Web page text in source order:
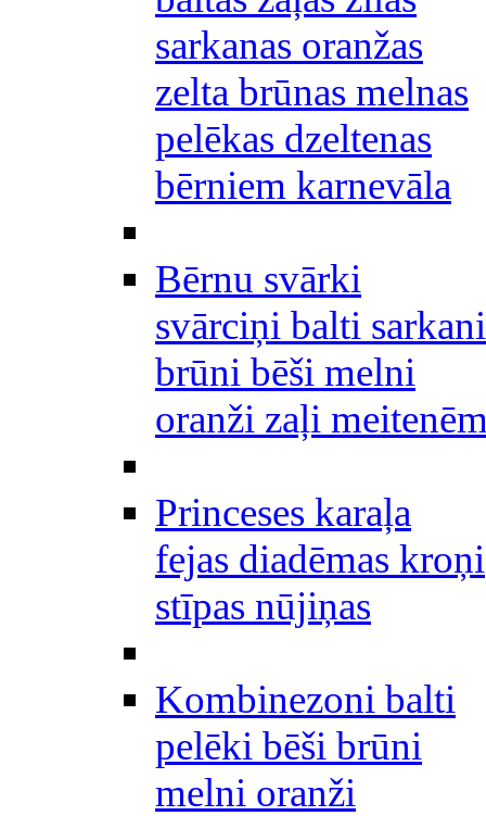
sarkanas oranžas
zelta brūnas melnas
pelēkas dzeltenas
bērniem karnevāla
Bērnu svārki
svārciņi balti sarkani
brūni bēši melni
oranži zaļi
Princeses karaļa
fejas diadēmas kroņi
stīpas nūjiņas
Kombinezoni balti
pelēki bēši brūni
melni oranži